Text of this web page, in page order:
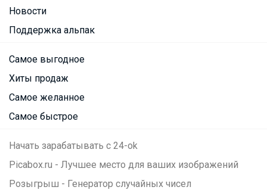
Новости
Поддержка альпак
Самое выгодное
Хиты продаж
Самое желанное
Самое быстрое
Начать зарабатывать с 24-ok
Picabox.ru - Лучшее место для ваших изображений
Розыгрыш - Генератор случайных чисел